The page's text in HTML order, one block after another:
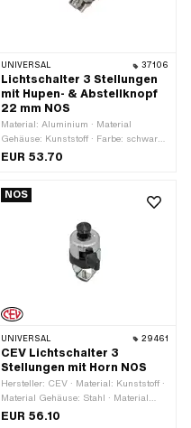
UNIVERSAL 37106
Lichtschalter 3 Stellungen
mit Hupen- & Abstellknopf
22 mm NOS
Material: Aluminium · Material
Gehäuse: Kunststoff · Farbe: schwarz
· Anzahl Stellungen: 3 Stk. · Ø Lenker:
EUR 53.70
NOS
UNIVERSAL 29461
CEV Lichtschalter 3
Stellungen mit Horn NOS
Hersteller: CEV · Material: Kunststoff ·
Material Gehäuse: Stahl · Material
Unterbau: Stahl · Oberfläche:
EUR 56.10